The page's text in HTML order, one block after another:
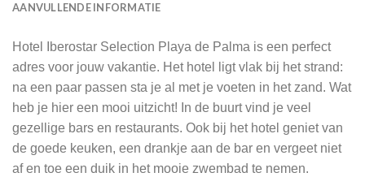
AANVULLENDE INFORMATIE
Hotel Iberostar Selection Playa de Palma is een perfect
adres voor jouw vakantie. Het hotel ligt vlak bij het strand:
na een paar passen sta je al met je voeten in het zand. Wat
heb je hier een mooi uitzicht! In de buurt vind je veel
gezellige bars en restaurants. Ook bij het hotel geniet van
de goede keuken, een drankje aan de bar en vergeet niet
af en toe een duik in het mooie zwembad te nemen.